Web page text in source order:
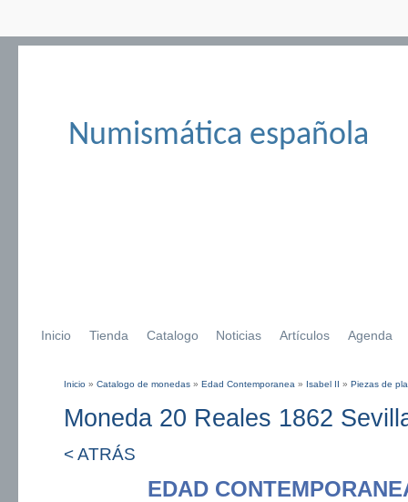
Numismática española
Inicio Tienda Catalogo Noticias Artículos Agenda
Inicio » Catalogo de monedas » Edad Contemporanea » Isabel II » Piezas de
Moneda 20 Reales 1862
< ATRÁS
EDAD